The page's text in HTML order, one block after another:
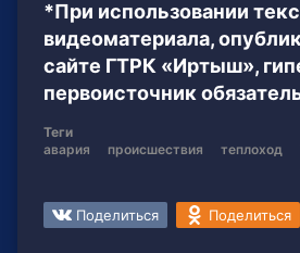
*При использовании
видеоматериала,
сайте ГТРК «Иртыш»,
первоисточник
Теги
авария
происшествия теплоход
Поделиться Поделиться